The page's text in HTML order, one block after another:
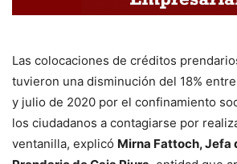
Las colocaciones de créditos
tuvieron una disminución del 18%
y julio de 2020 por el confinamiento
los ciudadanos a contagiarse por
ventanilla, explicó Mirna Fattoch, Jefa